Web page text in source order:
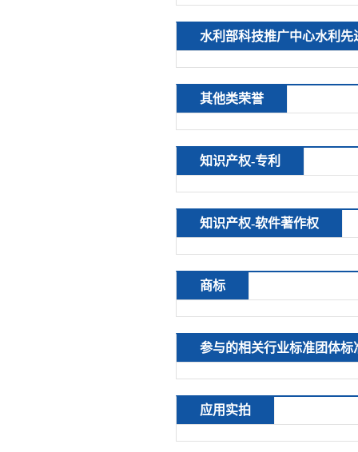
水利部科技推广中心水利
其他类荣誉
知识产权-专利
知识产权-软件著作权
商标
参与的相关行业标准团体标
应用实拍